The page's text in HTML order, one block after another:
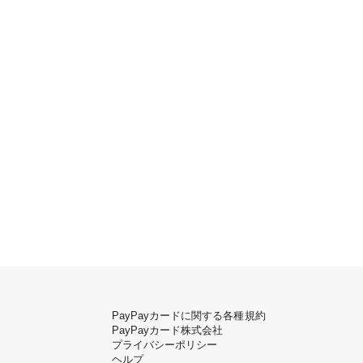
PayPayカードに関する各種規約
PayPayカード株式会社
プライバシーポリシー
ヘルプ